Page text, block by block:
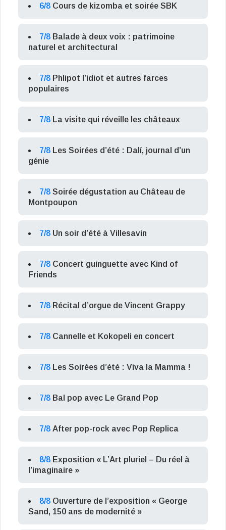
6/8 Cours de kizomba et soirée SBK
7/8 Balade à deux voix : patrimoine
naturel et architectural
7/8 Phlipot l’idiot et autres farces
populaires
7/8 La visite qui réveille les châteaux
7/8 Les Soirées d’été : Dalí, journal d’un
génie
7/8 Soirée dégustation au Château de
Montpoupon
7/8 Un soir d’été à Villesavin
7/8 Concert guinguette avec Kind of
Friends
7/8 Récital d’orgue de Vincent Grappy
7/8 Cannelle et Kokopeli en concert
7/8 Les Soirées d’été : Viva la Mamma !
7/8 Bal pop avec Le Grand Pop
7/8 After pop-rock avec Pop Replica
8/8 Exposition « L’Art pluriel – Du réel à
l’imaginaire »
8/8 Ouverture de l’exposition « George
Sand, 150 ans de modernité »